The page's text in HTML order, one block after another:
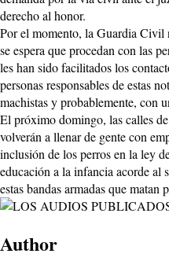
derecho al honor.
Por el momento, la Guardia Civil
se espera que procedan con las
les han sido facilitados los
personas responsables de estas
machistas y probablemente, con
El próximo domingo, las calles
volverán a llenar de gente con
inclusión de los perros en la ley
educación a la infancia acorde al
estas bandas armadas que
Author